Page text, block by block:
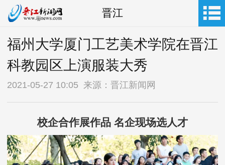
晋江
福州大学厦门工艺美术学院在晋江
科教园区上演服装大秀
2021-05-27 10:05 来源：晋江新闻网
校企合作展作品 名企现场选人才